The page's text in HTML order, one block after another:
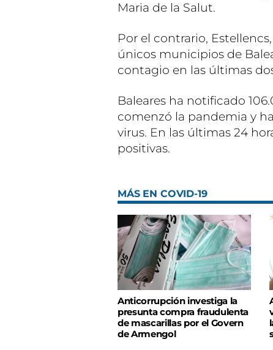
Maria de la Salut.
Por el contrario,
únicos municipios de
contagio en las últimas
Baleares ha notificado
comenzó la pandemia y
virus. En las últimas 24
positivas.
MÁS EN COVID-19
Anticorrupción investiga la
presunta compra fraudulenta
de mascarillas por el Govern
de Armengol